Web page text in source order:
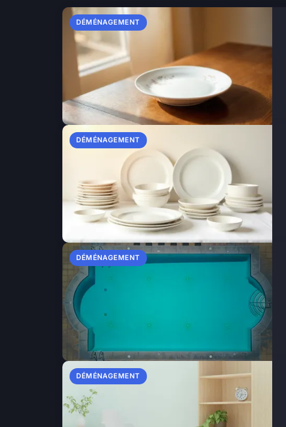
DÉMÉNAGEMENT
DÉMÉNAGEMENT
DÉMÉNAGEMENT
DÉMÉNAGEMENT